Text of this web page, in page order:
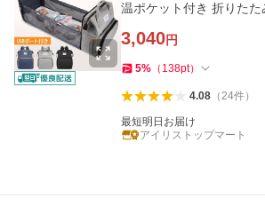
温ポケット付き 折りたた
3,040円
5% （ 138pt）
4.08（24件）
最短明日お届け
アイリストップマート